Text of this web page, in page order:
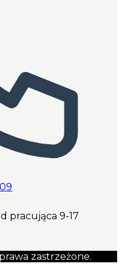
pracująca 9-17
zastrzeżone.